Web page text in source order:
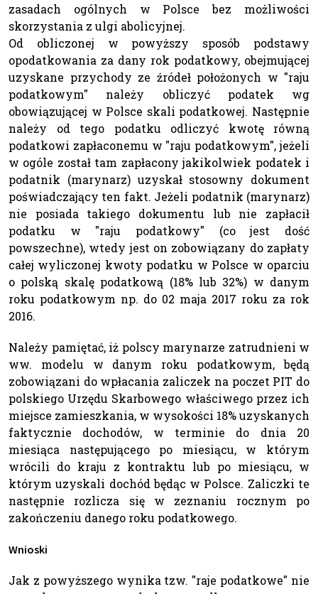
zasadach ogólnych w Polsce bez możliwości
skorzystania z ulgi abolicyjnej.
Od obliczonej w powyższy sposób podstawy
opodatkowania za dany rok podatkowy, obejmującej
uzyskane przychody ze źródeł położonych w "raju
podatkowym" należy obliczyć podatek wg
obowiązującej w Polsce skali podatkowej. Następnie
należy od tego podatku odliczyć kwotę równą
podatkowi zapłaconemu w "raju podatkowym", jeżeli
w ogóle został tam zapłacony jakikolwiek podatek i
podatnik (marynarz) uzyskał stosowny dokument
poświadczający ten fakt. Jeżeli podatnik (marynarz)
nie posiada takiego dokumentu lub nie zapłacił
podatku w "raju podatkowy" (co jest dość
powszechne), wtedy jest on zobowiązany do zapłaty
całej wyliczonej kwoty podatku w Polsce w oparciu
o polską skalę podatkową (18% lub 32%) w danym
roku podatkowym np. do 02 maja 2017 roku za rok
2016.
Należy pamiętać, iż polscy marynarze zatrudnieni w
ww. modelu w danym roku podatkowym, będą
zobowiązani do wpłacania zaliczek na poczet PIT do
polskiego Urzędu Skarbowego właściwego przez ich
miejsce zamieszkania, w wysokości 18% uzyskanych
faktycznie dochodów, w terminie do dnia 20
miesiąca następującego po miesiącu, w którym
wrócili do kraju z kontraktu lub po miesiącu, w
którym uzyskali dochód będąc w Polsce. Zaliczki te
następnie rozlicza się w zeznaniu rocznym po
zakończeniu danego roku podatkowego.
Wnioski
Jak z powyższego wynika tzw. "raje podatkowe" nie